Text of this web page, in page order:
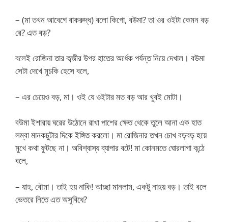
– (মা তখন আবেগে বাকরুদ্ধ) বলো কিগো, বউমা? তা ওর ওইটা কেমন বড়
রে? এত বড়?
বলেই রোজিনা তার কব্জীর উপর হাতের অর্ধেক পর্যন্ত নিয়ে দেখাল। বউমা
সেটা দেখে মুচকি হেসে বলে,
– এর চেয়েও বড়, মা। ওই যে ওইটার মত বড় আর খুবই মোটা।
বউমা ইশারায় ঘরের উঠোনে রাখা পাশের ক্ষেত থেকে তুলে আনা এক হাত
লম্বা মানকচুটার দিকে ইঙ্গিত করলো। মা রোজিনার তখন চোখ বড়বড় হয়ে
মুখে কথা ফুটছে না। অবিশ্বাস্য ব্যাপার বটে! মা কোনমতে ঘোরলাগা কন্ঠে
বলে,
– যাহ, বৌমা। তাই হয় নাকি! আচ্ছা মানলাম, একটু নাহয় বড়। তাই বলে
ভেতরে নিতে এত অসুবিধে?